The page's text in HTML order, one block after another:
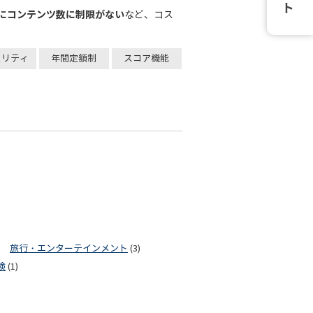
コンテンツ数に制限がないなど、コス
ティ 年間定額制 スコア機能
旅行・エンターテインメント (3)
(1)